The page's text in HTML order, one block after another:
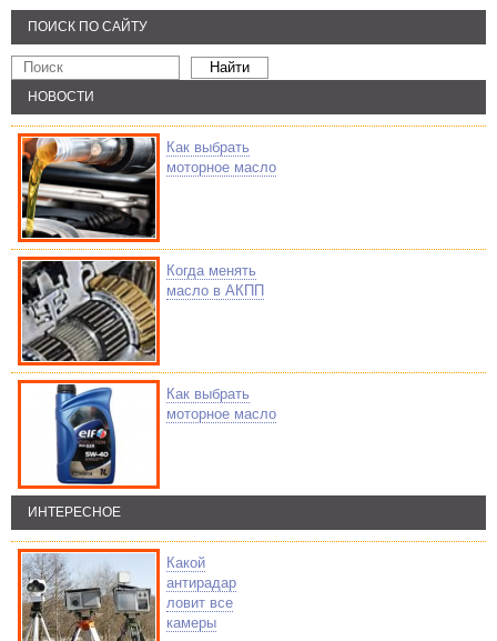
ПОИСК ПО САЙТУ
НОВОСТИ
Как выбрать
моторное масло
Когда менять
масло в АКПП
Как выбрать
моторное масло
ИНТЕРЕСНОЕ
Какой
антирадар
ловит все
камеры